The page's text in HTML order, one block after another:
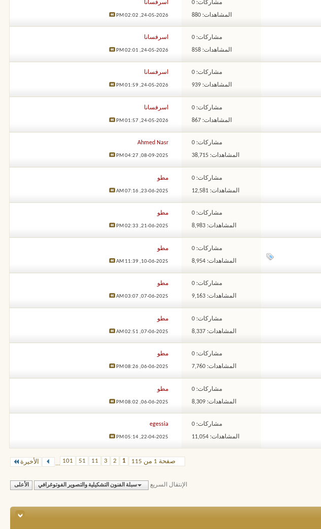
مشاركات: 0
المشاهدات: 880
اسرفسانا
24-05-2026,
02:02 PM
مشاركات: 0
المشاهدات: 858
اسرفسانا
24-05-2026,
02:01 PM
مشاركات: 0
المشاهدات: 939
اسرفسانا
24-05-2026,
01:59 PM
مشاركات: 0
المشاهدات: 867
اسرفسانا
24-05-2026,
01:57 PM
مشاركات: 0
المشاهدات: 38,715
Ahmed Nasr
08-09-2025,
04:27 PM
مشاركات: 0
المشاهدات: 12,581
مطو
23-06-2025,
07:16 AM
مشاركات: 0
المشاهدات: 8,983
مطو
21-06-2025,
02:33 PM
مشاركات: 0
المشاهدات: 8,954
مطو
10-06-2025,
11:39 AM
مشاركات: 0
المشاهدات: 9,163
مطو
07-06-2025,
03:07 AM
مشاركات: 0
المشاهدات: 8,337
مطو
07-06-2025,
02:51 AM
مشاركات: 0
المشاهدات: 7,760
مطو
06-06-2025,
08:26 PM
مشاركات: 0
المشاهدات: 8,309
مطو
06-06-2025,
08:02 PM
مشاركات: 0
المشاهدات: 11,054
egessia
22-04-2025,
05:14 PM
صفحة 1 من 115 1
2
3
11
51
101
... الأخيرة
الإنتقال السريع سبلة الفنون التشكيلية والتصوير الفوتوغرافي الأعلى